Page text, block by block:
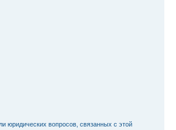
юридических вопросов, связанных с этой